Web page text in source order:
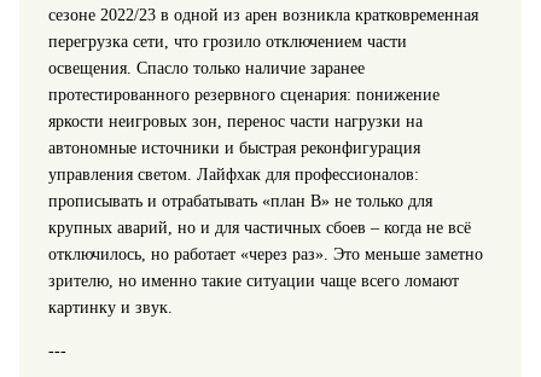
сезоне 2022/23 в одной из арен возникла кратковременная
перегрузка сети, что грозило отключением части
освещения. Спасло только наличие заранее
протестированного резервного сценария: понижение
яркости неигровых зон, перенос части нагрузки на
автономные источники и быстрая реконфигурация
управления светом. Лайфхак для профессионалов:
прописывать и отрабатывать «план B» не только для
крупных аварий, но и для частичных сбоев – когда не всё
отключилось, но работает «через раз». Это меньше заметно
зрителю, но именно такие ситуации чаще всего ломают
картинку и звук.
---